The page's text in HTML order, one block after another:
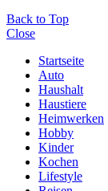
Back to Top
Close
Startseite
Auto
Haushalt
Haustiere
Heimwerken
Hobby
Kinder
Kochen
Lifestyle